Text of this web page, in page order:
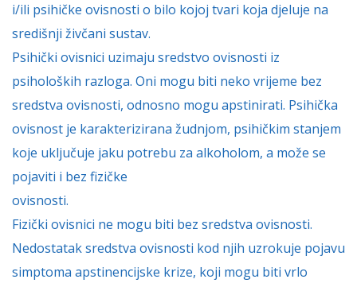
i/ili psihičke ovisnosti o bilo kojoj tvari koja djeluje na
središnji živčani sustav.
Psihički ovisnici uzimaju sredstvo ovisnosti iz
psiholoških razloga. Oni mogu biti neko vrijeme bez
sredstva ovisnosti, odnosno mogu apstinirati. Psihička
ovisnost je karakterizirana žudnjom, psihičkim stanjem
koje uključuje jaku potrebu za alkoholom, a može se
pojaviti i bez fizičke
ovisnosti.
Fizički ovisnici ne mogu biti bez sredstva ovisnosti.
Nedostatak sredstva ovisnosti kod njih uzrokuje pojavu
simptoma apstinencijske krize, koji mogu biti vrlo